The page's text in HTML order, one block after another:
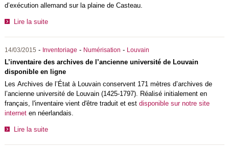
d’exécution allemand sur la plaine de Casteau.
Lire la suite
14/03/2015 - Inventoriage - Numérisation - Louvain
L’inventaire des archives de l’ancienne université de Louvain
disponible en ligne
Les Archives de l’État à Louvain conservent 171 mètres d’archives de
l’ancienne université de Louvain (1425-1797). Réalisé initialement en
français, l'inventaire vient d'être traduit et est disponible sur notre site
interneten néerlandais.
Lire la suite